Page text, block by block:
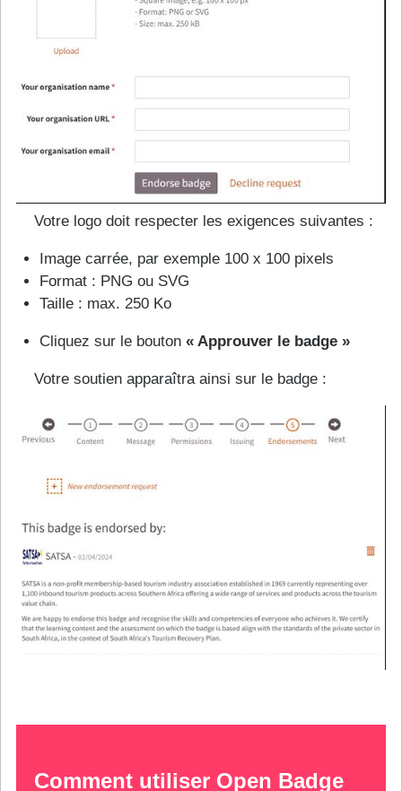
Votre logo doit respecter les exigences suivantes :
Image carrée, par exemple 100 x 100 pixels
Format : PNG ou SVG
Taille : max. 250 Ko
Cliquez sur le bouton « Approuver le badge »
Votre soutien apparaîtra ainsi sur le badge :
Comment utiliser Open Badge